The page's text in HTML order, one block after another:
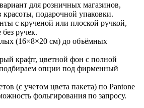
для розничных магазинов,
красоты, подарочной упаковки.
с крученой или плоской ручкой,
ручек.
(16×8×20 см) до объёмных
крафт, цветной фон с полной
опции под фирменный
(с учетом цвета пакета) по Pantone
фольгирования по запросу.